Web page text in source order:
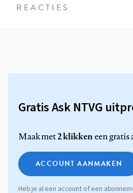
REACTIES
Gratis Ask NTVG
Maak met2 klikkeneen gratis
ACCOUNT AANMAKEN
Heb je al een account of een